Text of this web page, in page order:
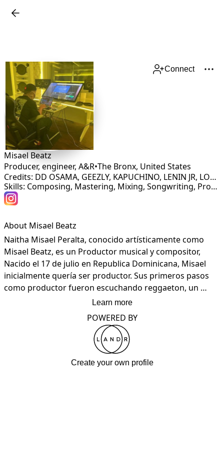
Connect
Misael Beatz
Producer, engineer, A&R•The Bronx, United States
Credits: DD OSAMA, GEEZLY, KAPUCHINO, LENIN JR, LORS, TALI GOYA, DOWBA MONTANA, MENOR BRONX, CHERRY SCOM, ANONIMUS, MONEY JUNE, NTG, FLOW 28
Skills: Composing, Mastering, Mixing, Songwriting, Production
About Misael Beatz
Naitha Misael Peralta, conocido artísticamente como
Misael Beatz, es un Productor musical y compositor,
Nacido el 17 de julio en Republica Dominicana, Misael
inicialmente quería ser productor. Sus primeros pasos
como productor fueron escuchando reggaeton, un
genero que admira. A partir de ahí, creció su amor por la
Learn more
POWERED BY
Create your own profile